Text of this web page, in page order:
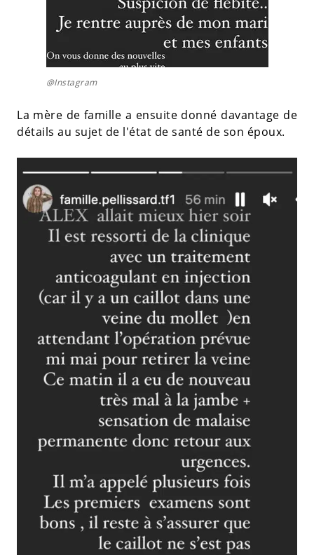
@Instagram
La mère de famille a ensuite donné davantage de
détails au sujet de l'état de santé de son époux.